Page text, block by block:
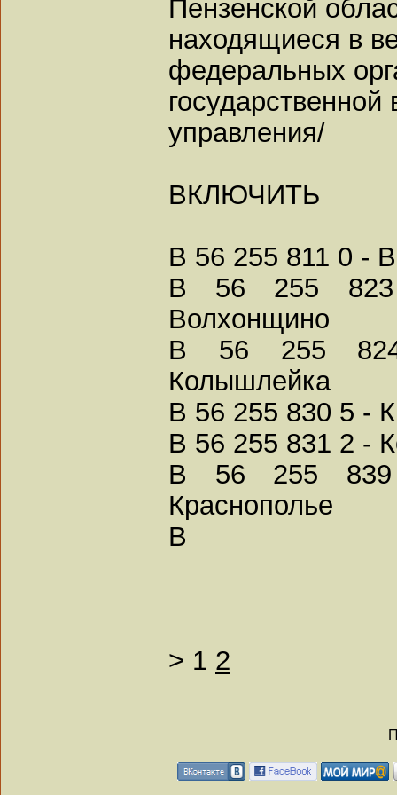
Пензенской
находящиеся в
федеральных
государственной
управления/
ВКЛЮЧИТЬ
В 56 255 811 0 -
В 56 255 823
Волхонщино
В 56 255
Колышлейка
В 56 255 830 5 -
В 56 255 831 2 -
В 56 255 839
Краснополье
В
> 1 2